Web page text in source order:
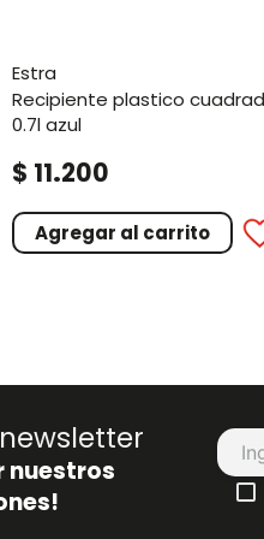
estra
recipiente plastico cuadrado
0.7l azul
$ 11.200
Agregar al carrito
nuestros